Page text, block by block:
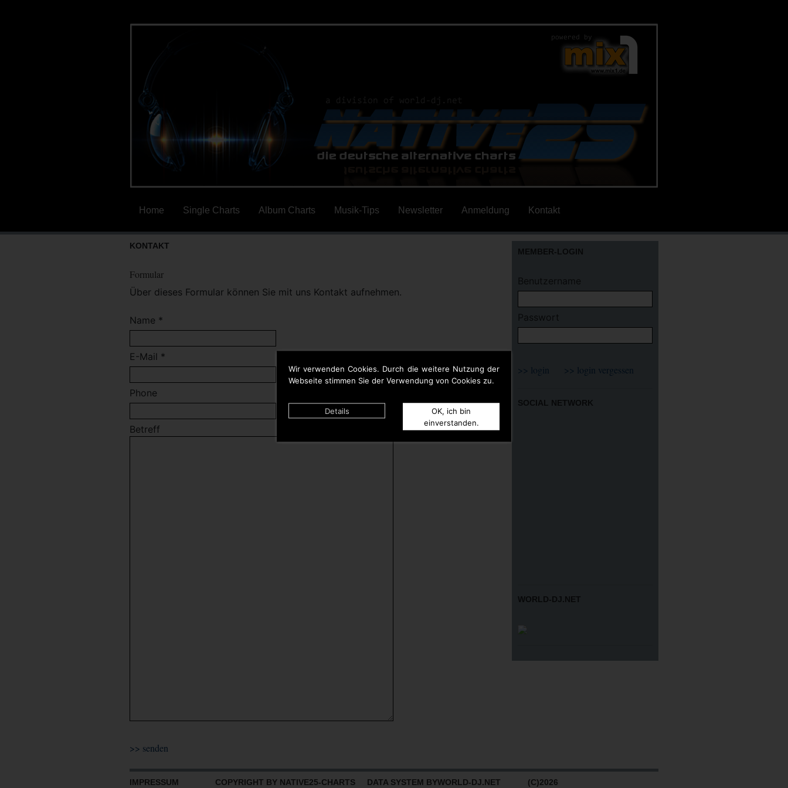
Wir verwenden Cookies. Durch die weitere Nutzung der
Webseite stimmen Sie der Verwendung von Cookies zu.
Details
OK, ich bin
einverstanden.
Home Single Charts Album Charts Musik-Tips Newsletter Anmeldung Kontakt
KONTAKT
Formular
Über dieses Formular können Sie mit uns Kontakt aufnehmen.
Name *
E-Mail *
Phone
Betreff
MEMBER-LOGIN
Benutzername
Passwort
SOCIAL NETWORK
WORLD-DJ.NET
IMPRESSUM COPYRIGHT BY NATIVE25-CHARTS DATA SYSTEM BYWORLD-DJ.NET (C)2026